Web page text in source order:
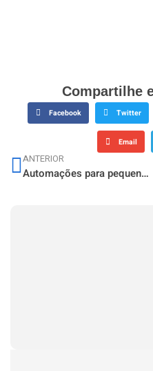
Compartilhe
Facebook Twitter
Email
ANTERIOR
Automações para pequenas empresas, economize tempo e aumente os resultados